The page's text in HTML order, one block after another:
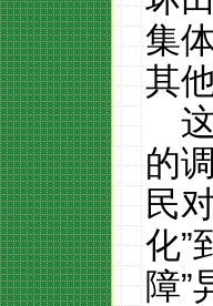
集
其
的
民
化”
障”